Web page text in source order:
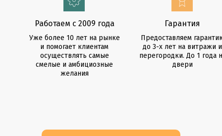
Работаем c 2009 года
Уже более 10 лет на рынке
и помогает клиентам
осуществлять самые
смелые и амбициозные
желания
Гарантия
Предоставляем
до 3-х лет на витражи и
перегородки. До 1 года
двери